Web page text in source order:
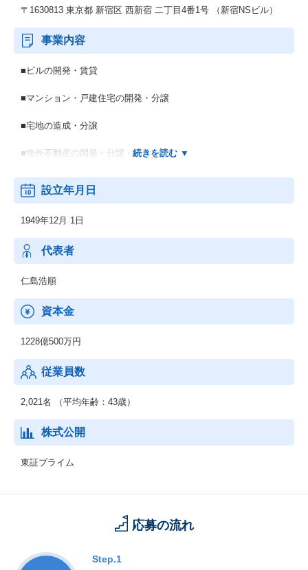
〒1630813 東京都 新宿区 西新宿 二丁目4番1号 （新宿NSビル）
事業内容
■ビルの開発・賃貸
■マンション・戸建住宅の開発・分譲
■宅地の造成・分譲
■海外不動産の開発・分譲・賃貸
■建築土木工事の請負・設計・監理
設立年月日
1949年12月 1日
代表者
仁島浩順
資本金
1228億500万円
従業員数
2,021名 （平均年齢：43歳）
株式公開
東証プライム
応募の流れ
Step.1